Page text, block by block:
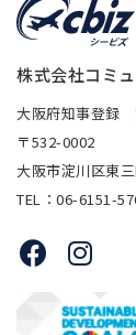
株式会社コミ
大阪府知事登録
〒532-0002
大阪市淀川区東
TEL：06-6151-